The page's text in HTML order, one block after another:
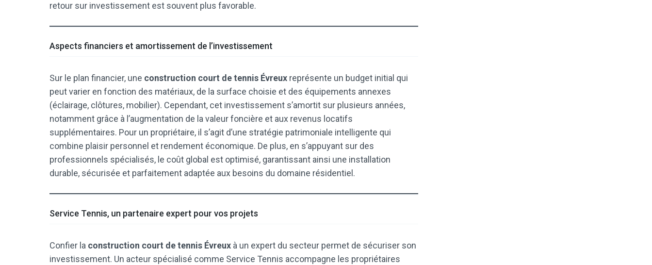
retour sur investissement est souvent plus favorable.
Aspects financiers et amortissement de l’investissement
Sur le plan financier, une construction court de tennis Évreux représente un budget initial qui
peut varier en fonction des matériaux, de la surface choisie et des équipements annexes
(éclairage, clôtures, mobilier). Cependant, cet investissement s’amortit sur plusieurs années,
notamment grâce à l’augmentation de la valeur foncière et aux revenus locatifs
supplémentaires. Pour un propriétaire, il s’agit d’une stratégie patrimoniale intelligente qui
combine plaisir personnel et rendement économique. De plus, en s’appuyant sur des
professionnels spécialisés, le coût global est optimisé, garantissant ainsi une installation
durable, sécurisée et parfaitement adaptée aux besoins du domaine résidentiel.
Service Tennis, un partenaire expert pour vos projets
Confier la construction court de tennis Évreux à un expert du secteur permet de sécuriser son
investissement. Un acteur spécialisé comme Service Tennis accompagne les propriétaires